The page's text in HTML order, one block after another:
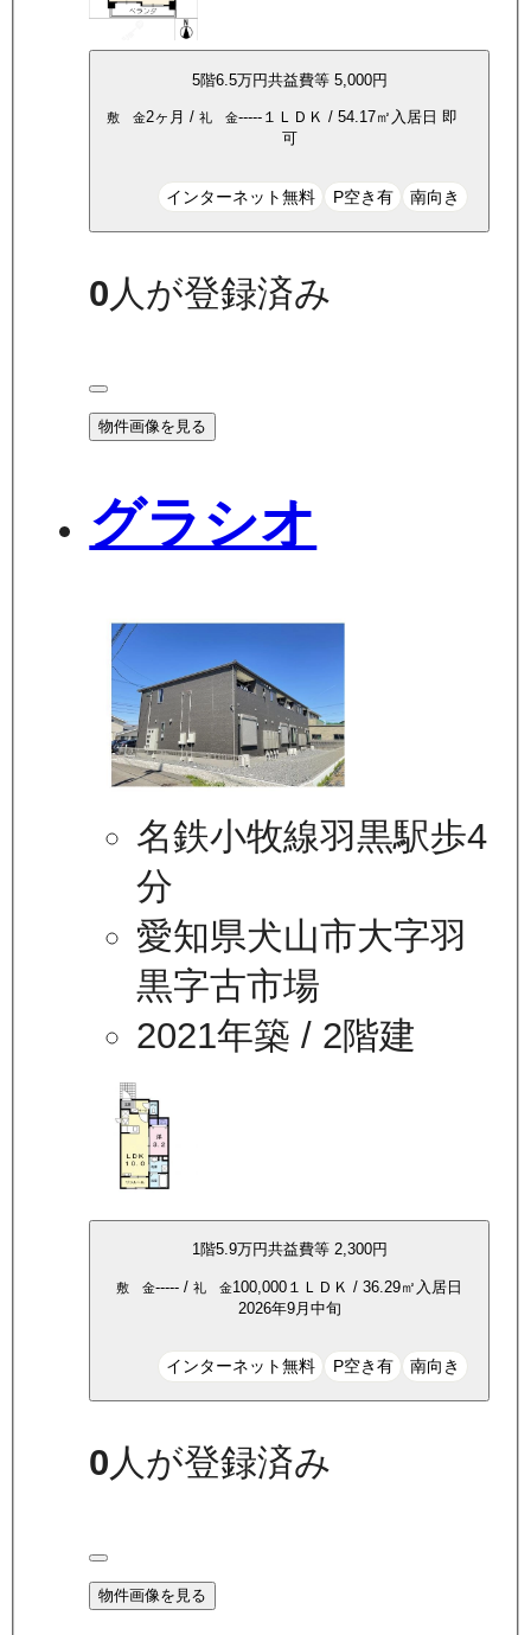
5階6.5万円共益費等 5,000円
敷 金2ヶ月 / 礼 金-----１ＬＤＫ / 54.17㎡ 入居日 即
可
インターネット無料 P空き有 南向き
0 人が登録済み
物件画像を見る
グラシオ
名鉄小牧線羽黒駅歩4
分
愛知県犬山市大字羽
黒字古市場
2021年築 / 2階建
1階5.9万円共益費等 2,300円
敷 金----- / 礼 金100,000 １ＬＤＫ / 36.29㎡ 入居日
2026年9月中旬
インターネット無料 P空き有 南向き
0人が登録済み
物件画像を見る